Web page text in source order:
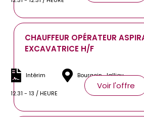
CHAUFFEUR OPÉRATEUR
EXCAVATRICE H/F
Intérim Bourgoin-Jallieu
12.31 - 13 / HEURE
Voir l'offre